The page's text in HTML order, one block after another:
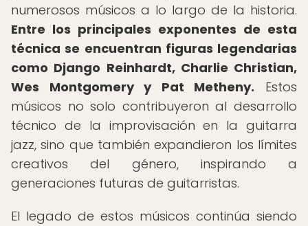
numerosos músicos a lo largo de la historia.
Entre los principales exponentes de esta
técnica se encuentran figuras legendarias
como Django Reinhardt, Charlie Christian,
Wes Montgomery y Pat Metheny. Estos
músicos no solo contribuyeron al desarrollo
técnico de la improvisación en la guitarra
jazz, sino que también expandieron los límites
creativos del género, inspirando a
generaciones futuras de guitarristas.
El legado de estos músicos continúa siendo